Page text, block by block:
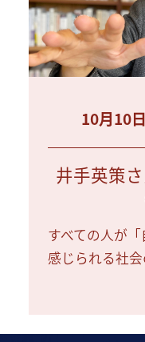
10月10
井手英策
すべての人が
感じられる社会